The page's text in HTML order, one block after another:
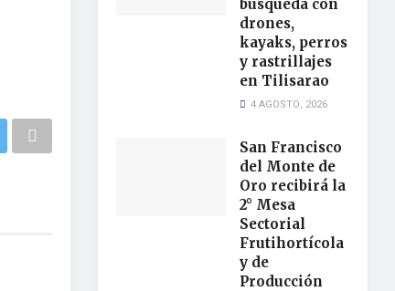
búsqueda con
drones,
kayaks, perros
y rastrillajes
en Tilisarao
4 AGOSTO, 2026
San Francisco
del Monte de
Oro recibirá la
2° Mesa
Sectorial
Frutihortícola
y de
Producción